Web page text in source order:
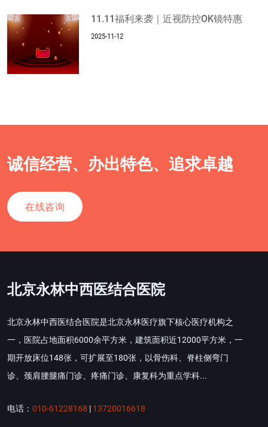
11.11福利来袭｜近视防控OK镜特惠
2025-11-12
诚信经营、办出特色、追求卓越
在线咨询
北京永林中西医结合医院
北京永林中西医结合医院是北京永林医疗旗下核心医疗机构之
一，医院占地面积6000余平方米，建筑面积近12000平方米，一
期开放床位148张，可扩展至180张，以骨伤科、脊柱侧弯门
诊、颈肩腰腿痛门诊、疼痛门诊、康复科为重点学科...
电话： 010-61228168 | 13720016618